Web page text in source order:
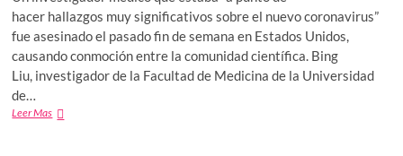
hacer hallazgos muy significativos sobre el nuevo coronavirus”
fue asesinado el pasado fin de semana en Estados Unidos,
causando conmoción entre la comunidad científica. Bing
Liu, investigador de la Facultad de Medicina de la Universidad
de…
Leer MasMatan